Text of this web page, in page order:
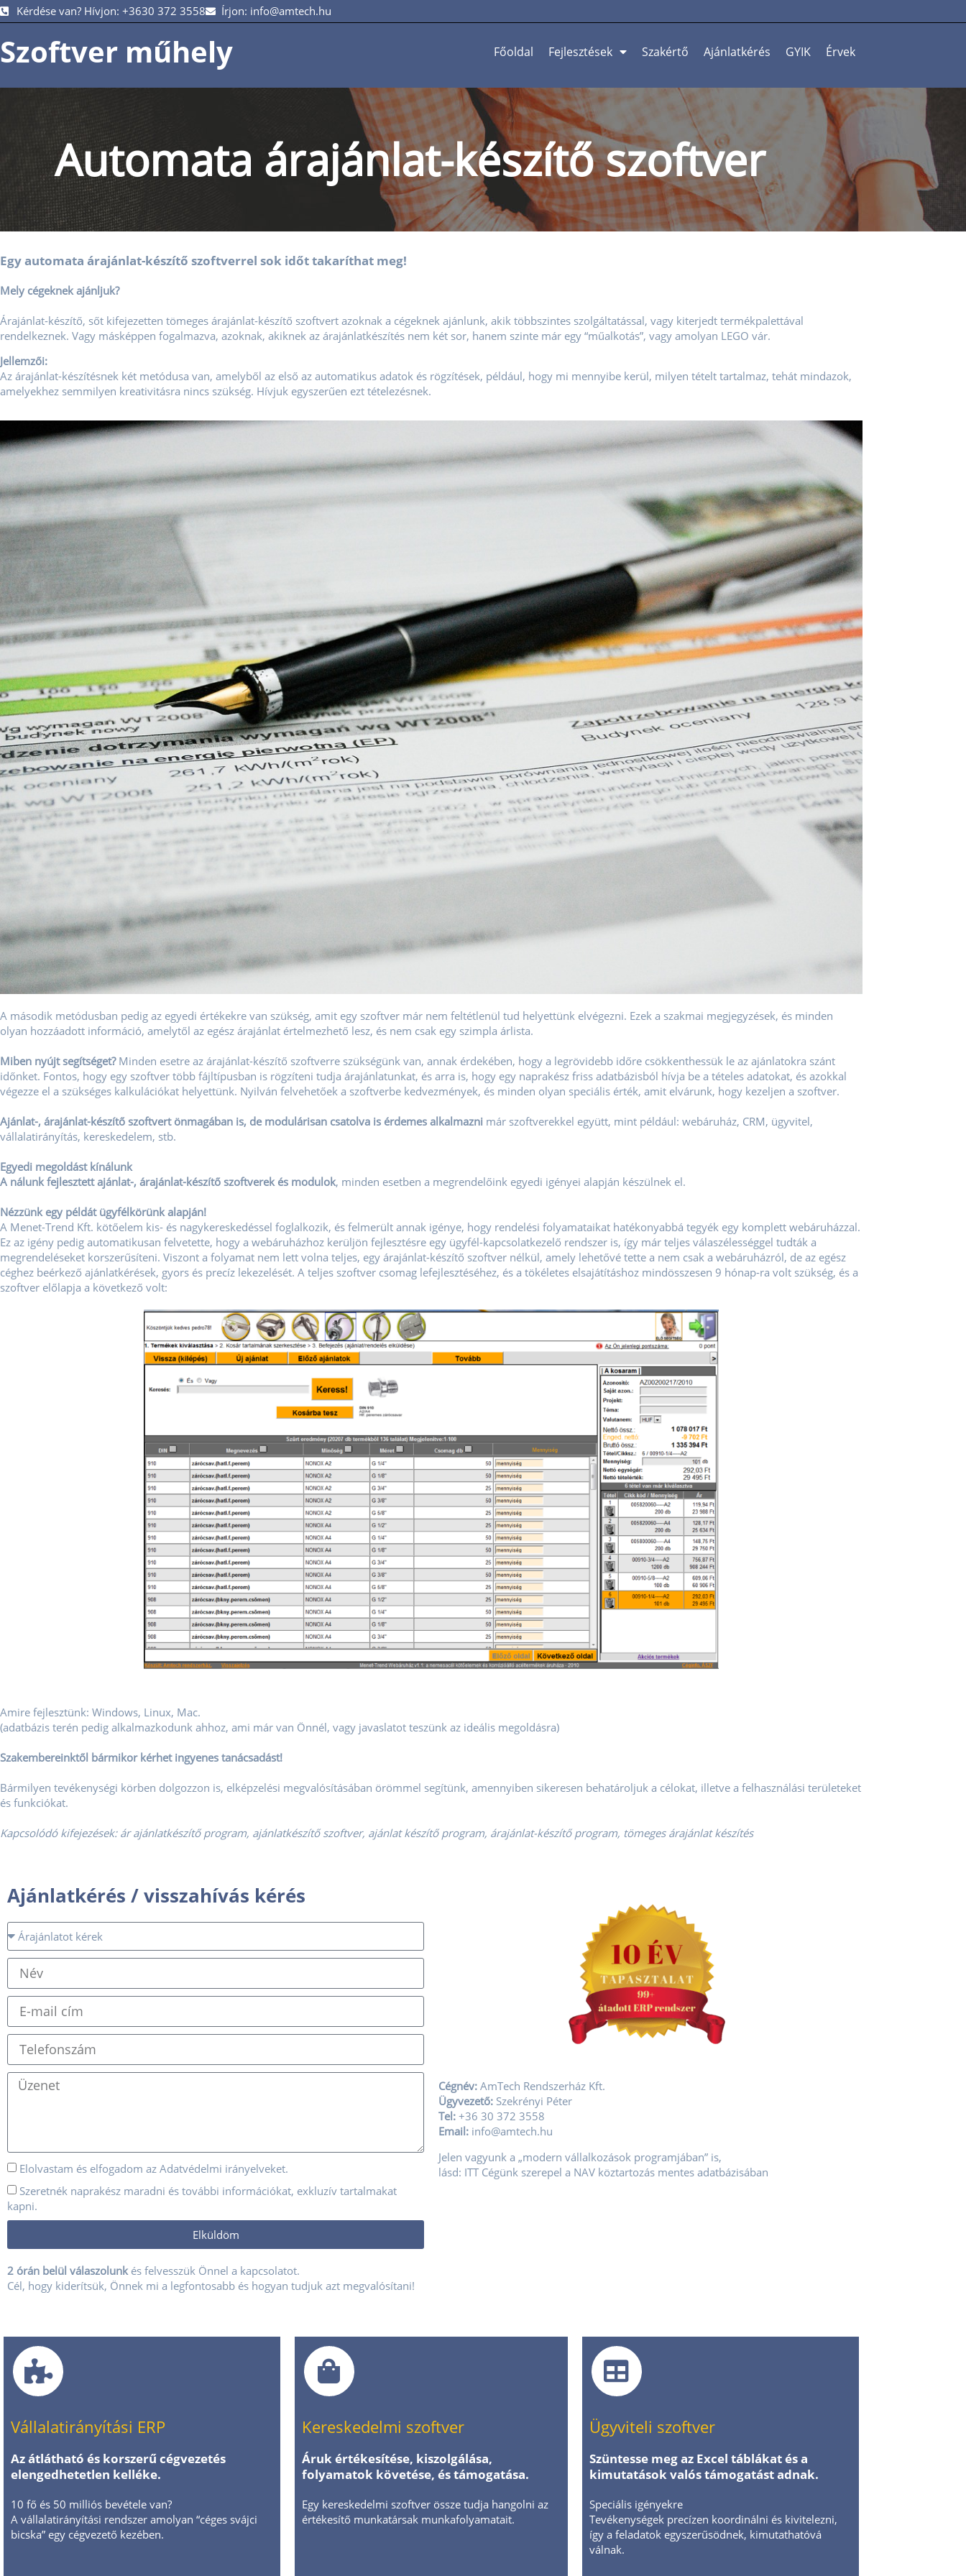
Kérdése van? Hívjon: +3630 372 3558 Írjon: info@amtech.hu
Szoftver műhely Főoldal Fejlesztések Szakértő Ajánlatkérés GYIK Érvek
Automata árajánlat-készítő szoftver
Egy automata árajánlat-készítő szoftverrel sok időt takaríthat meg!
Mely cégeknek ajánljuk?
Árajánlat-készítő, sőt kifejezetten tömeges árajánlat-készítő szoftvert azoknak a cégeknek ajánlunk, akik többszintes szolgáltatással, vagy kiterjedt termékpalettával
rendelkeznek. Vagy másképpen fogalmazva, azoknak, akiknek az árajánlatkészítés nem két sor, hanem szinte már egy “műalkotás”, vagy amolyan LEGO vár.
Jellemzői:
Az árajánlat-készítésnek két metódusa van, amelyből az első az automatikus adatok és rögzítések, például, hogy mi mennyibe kerül, milyen tételt tartalmaz, tehát mindazok,
amelyekhez semmilyen kreativitásra nincs szükség. Hívjuk egyszerűen ezt tételezésnek.
A második metódusban pedig az egyedi értékekre van szükség, amit egy szoftver már nem feltétlenül tud helyettünk elvégezni. Ezek a szakmai megjegyzések, és minden
olyan hozzáadott információ, amelytől az egész árajánlat értelmezhető lesz, és nem csak egy szimpla árlista.
Miben nyújt segítséget?Minden esetre az árajánlat-készítő szoftverre szükségünk van, annak érdekében, hogy a legrövidebb időre csökkenthessük le az ajánlatokra szánt
időnket. Fontos, hogy egy szoftver több fájltípusban is rögzíteni tudja árajánlatunkat, és arra is, hogy egy naprakész friss adatbázisból hívja be a tételes adatokat, és azokkal
végezze el a szükséges kalkulációkat helyettünk. Nyilván felvehetőek a szoftverbe kedvezmények, és minden olyan speciális érték, amit elvárunk, hogy kezeljen a szoftver.
Ajánlat-, árajánlat-készítő szoftvert önmagában is, de modulárisan csatolva is érdemes alkalmazni már szoftverekkel együtt, mint például: webáruház, CRM, ügyvitel,
vállalatirányítás, kereskedelem, stb.
Egyedi megoldást kínálunk
A nálunk fejlesztett ajánlat-, árajánlat-készítő szoftverek és modulok, minden esetben a megrendelőink egyedi igényei alapján készülnek el.
Nézzünk egy példát ügyfélkörünk alapján!
A Menet-Trend Kft. kötőelem kis- és nagykereskedéssel foglalkozik, és felmerült annak igénye, hogy rendelési folyamataikat hatékonyabbá tegyék egy komplett webáruházzal.
Ez az igény pedig automatikusan felvetette, hogy a webáruházhoz kerüljön fejlesztésre egy ügyfél-kapcsolatkezelő rendszer is, így már teljes válaszélességgel tudták a
megrendeléseket korszerűsíteni. Viszont a folyamat nem lett volna teljes, egy árajánlat-készítő szoftver nélkül, amely lehetővé tette a nem csak a webáruházról, de az egész
céghez beérkező ajánlatkérések, gyors és precíz lekezelését. A teljes szoftver csomag lefejlesztéséhez, és a tökéletes elsajátításhoz mindösszesen 9 hónap-ra volt szükség, és a
szoftver előlapja a következő volt:
Amire fejlesztünk: Windows, Linux, Mac.
(adatbázis terén pedig alkalmazkodunk ahhoz, ami már van Önnél, vagy javaslatot teszünk az ideális megoldásra)
Szakembereinktől bármikor kérhet ingyenes tanácsadást!
Bármilyen tevékenységi körben dolgozzon is, elképzelési megvalósításában örömmel segítünk, amennyiben sikeresen behatároljuk a célokat, illetve a felhasználási területeket
és funkciókat.
Kapcsolódó kifejezések: ár ajánlatkészítő program, ajánlatkészítő szoftver, ajánlat készítő program, árajánlat-készítő program, tömeges árajánlat készítés
Ajánlatkérés / visszahívás kérés
Elolvastam és elfogadom az Adatvédelmi irányelveket.
Szeretnék naprakész maradni és további információkat, exkluzív tartalmakat
kapni.
Elküldöm
2 órán belül válaszolunkés felvesszük Önnel a kapcsolatot.
Cél, hogy kiderítsük, Önnek mi a legfontosabb és hogyan tudjuk azt megvalósítani!
Cégnév: AmTech Rendszerház Kft.
Ügyvezető: Szekrényi Péter
Tel: +36 30 372 3558
Email: info@amtech.hu
Jelen vagyunk a „modern vállalkozások programjában” is,
lásd: ITT Cégünk szerepel a NAV köztartozás mentes adatbázisában
Vállalatirányítási ERP
Az átlátható és korszerű cégvezetés
elengedhetetlen kelléke.
10 fő és 50 milliós bevétele van?
A vállalatirányítási rendszer amolyan “céges svájci
bicska” egy cégvezető kezében.
Kereskedelmi szoftver
Áruk értékesítése, kiszolgálása,
folyamatok követése, és támogatása.
Egy kereskedelmi szoftver össze tudja hangolni az
értékesítő munkatársak munkafolyamatait.
Ügyviteli szoftver
Szüntesse meg az Excel táblákat és a
kimutatások valós támogatást adnak.
Speciális igényekre
Tevékenységek precízen koordinálni és kivitelezni,
így a feladatok egyszerűsödnek, kimutathatóvá
válnak.